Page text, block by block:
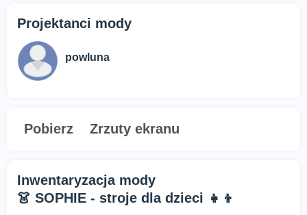
Projektanci mody
powluna
Pobierz Zrzuty ekranu
Inwentaryzacja mody
👗 SOPHIE - stroje dla dzieci 👧👦